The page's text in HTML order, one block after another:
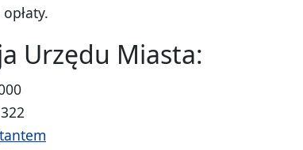
Urzędu Miasta: